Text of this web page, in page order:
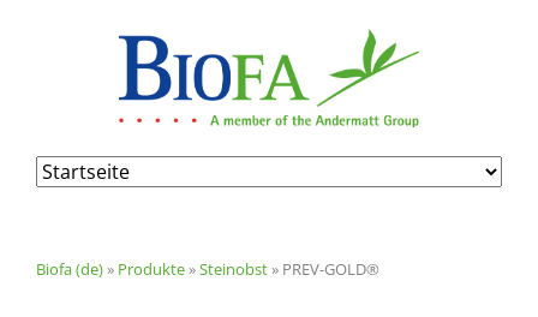
Navigation
überspringen
Biofa (de)» Produkte»Steinobst» PREV-GOLD®